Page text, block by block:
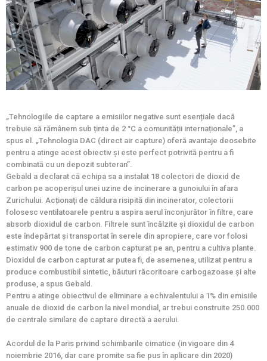
„Tehnologiile de captare a emisiilor negative sunt esențiale dacă
trebuie să rămânem sub ținta de 2 °C a comunității internaționale”, a
spus el. „Tehnologia DAC (direct air capture) oferă avantaje deosebite
pentru a atinge acest obiectiv și este perfect potrivită pentru a fi
combinată cu un depozit subteran”.
Gebald a declarat că echipa sa a instalat 18 colectori de dioxid de
carbon pe acoperișul unei uzine de incinerare a gunoiului în afara
Zurichului. Acționaţi de căldura risipită din incinerator, colectorii
folosesc ventilatoarele pentru a aspira aerul înconjurător în filtre, care
absorb dioxidul de carbon. Filtrele sunt încălzite și dioxidul de carbon
este îndepărtat și transportat în serele din apropiere, care vor folosi
estimativ 900 de tone de carbon capturat pe an, pentru a cultiva plante.
Dioxidul de carbon capturat ar putea fi, de asemenea, utilizat pentru a
produce combustibil sintetic, băuturi răcoritoare carbogazoase și alte
produse, a spus Gebald.
Pentru a atinge obiectivul de eliminare a echivalentului a 1% din emisiile
anuale de dioxid de carbon la nivel mondial, ar trebui construite 250.000
de centrale similare de captare directă a aerului.
Acordul de la Paris privind schimbarile cimatice (in vigoare din 4
noiembrie 2016, dar care promite sa fie pus în aplicare din 2020)